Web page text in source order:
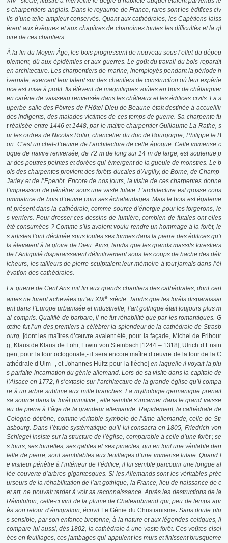
s charpentiers anglais. Dans le royaume de France, rares sont les édifices civ
ils d’une telle ampleur conservés. Quant aux cathédrales, les Capétiens laiss
èrent aux évêques et aux chapitres de chanoines toutes les difficultés et la gl
oire de ces chantiers.
À la fin du Moyen Âge, les bois progressent de nouveau sous l’effet du dépeu
plement, dû aux épidémies et aux guerres. Le goût du travail du bois reparaît
en architecture. Les charpentiers de marine, inemployés pendant la période h
ivernale, exercent leur talent sur des chantiers de construction où leur expérie
nce est mise à profit. Ils élèvent de magnifiques voûtes en bois de châtaignier
en carène de vaisseau renversée dans les châteaux et les édifices civils. La s
uperbe salle des Pôvres de l’Hôtel-Dieu de Beaune était destinée à accueillir
des indigents, des malades victimes de ces temps de guerre. Sa charpente fu
t réalisée entre 1446 et 1448, par le maître charpentier Guillaume La Rathe, s
ur les ordres de Nicolas Rolin, chancelier du duc de Bourgogne, Philippe le B
on. C’est un chef-d’œuvre de l’architecture de cette époque. Cette immense c
oque de navire renversée, de 72 m de long sur 14 m de large, est soutenue p
ar des poutres peintes et dorées qui émergent de la gueule de monstres. Le b
ois des charpentes provient des forêts ducales d’Argilly, de Borne, de Champ-
Jarley et de l’Epenôt. Encore de nos jours, la visite de ces charpentes donne
l’impression de pénétrer sous une vaste futaie. L’architecture est grosse cons
ommatrice de bois d‘œuvre pour ses échafaudages. Mais le bois est égaleme
nt présent dans la cathédrale, comme source d’énergie pour les forgerons, le
sverriers. Pour dresser ces dessins de lumière, combien de futaies ont-elles
été consumées ? Comme s’ils avaient voulu rendre un hommage à la forêt, le
s artistes l’ont déclinée sous toutes ses formes dans la pierre des édifices qu’i
ls élevaient à la gloire de Dieu. Ainsi, tandis que les grands massifs forestiers
de l’Antiquité disparaissaient définitivement sous les coups de hache des défr
icheurs, les tailleurs de pierre sculptaient leur mémoire à tout jamais dans l’él
évation des cathédrales.
La guerre de Cent Ans mit fin aux grands chantiers des cathédrales, dont cert
aines ne furent achevées qu’au XIXe siècle. Tandis que les forêts disparaissai
ent dans l’Europe urbanisée et industrielle, l’art gothique était toujours plus m
al compris. Qualifié de barbare, il ne fut réhabilité que par les romantiques. G
œthe fut l’un des premiers à célébrer la splendeur de la cathédrale de Strasb
ourg, [dont les maîtres d’œuvre avaient été, pour la façade, Michel de Fribour
g, Klaus de Klaus de Lohr, Erwin von Steinbach [1244 – 1318], Ulrich d’Ensin
gen, pour la tour octogonale,- il sera encore maître d’œuvre de la tour de la C
athédrale d’Ulm -, et Johannes Hültz pour la flèche] en laquelle il voyait la plu
s parfaite incarnation du génie allemand. Lors de sa visite dans la capitale de
l’Alsace en 1772, il s’extasie sur l’architecture de la grande église qu’il compa
re à un arbre sublime aux mille branches. La mythologie germanique prenait
sa source dans la forêt primitive ; elle semble s’incarner dans le grand vaisse
au de pierre à l’âge de la grandeur allemande. Rapidement, la cathédrale de
Cologne détrône, comme véritable symbole de l’âme allemande, celle de Str
asbourg. Dans l’étude systématique qu’il lui consacra en 1805, Friedrich von
Schlegel insiste sur la structure de l’église, comparable à celle d’une forêt ; se
s tours, ses tourelles, ses gables et ses pinacles, qui en font une véritable den
telle de pierre, sont semblables aux feuillages d’une immense futaie. Quand l
e visiteur pénètre à l’intérieurde l’édifice, il lui semble parcourir une longue al
lée couverte d’arbres gigantesques. Si les Allemands sont les véritables préc
urseurs de la réhabilitation de l’art gothique, la France, lieu de naissance de c
et art, ne pouvait tarder à voir sa reconnaissance. Après les destructions de la
Révolution, celle-ci vint de la plume de Chateaubriand qui, peu de temps apr
ès son retour d’émigration, écrivit Le Génie du Christianisme. Sans doute plu
s sensible, par son enfance bretonne, à la nature et aux légendes celtiques, il
compare lui aussi, dès 1802, la cathédrale à une vaste forêt. Ces voûtes cisel
ées en feuillages, ces jambages qui appuient les murs et finissent brusqueme